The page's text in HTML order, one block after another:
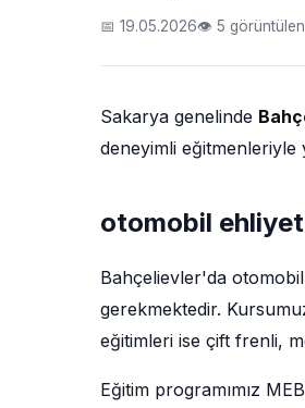
📅 19.05.2026👁 5
Sakarya genelinde
deneyimli eğitmenleriyle
otomobil ehliyet
Bahçelievler'da
gerekmektedir.
eğitimleri ise çift frenli,
Eğitim programımız